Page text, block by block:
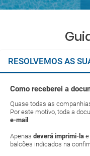
RESOLVEMOS AS
Como receberei a
Quase todas as
Por este motivo, toda a
e-mail .
Apenas deverá imprimi-la
balcões indicados na